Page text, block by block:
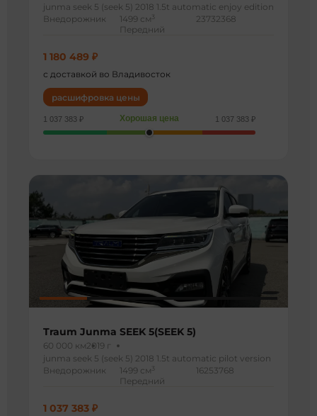
junma seek 5 (seek 5) 2018 1.5t automatic enjoy edition
Внедорожник
1499 см 3
Передний
23732368
1 180 489 ₽
с доставкой во Владивосток
расшифровка цены
1 037 383 ₽ Хорошая цена 1 037 383 ₽
Traum Junma SEEK 5(SEEK 5)
60 000 км2019 г
junma seek 5 (seek 5) 2018 1.5t automatic pilot version
Внедорожник
1499 см 3
Передний
16253768
1 037 383 ₽